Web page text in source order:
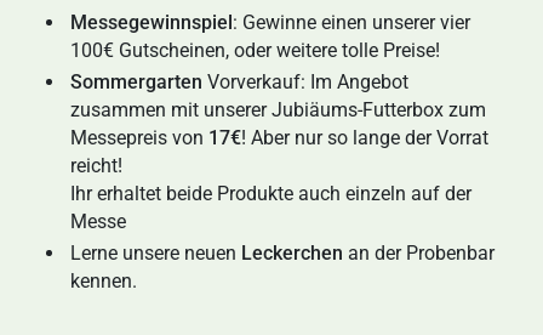
Messegewinnspiel: Gewinne einen unserer vier
100€ Gutscheinen, oder weitere tolle Preise!
SommergartenVorverkauf: Im Angebot
zusammen mit unserer Jubiäums-Futterbox zum
Messepreis von 17€! Aber nur so lange der Vorrat
reicht!
Ihr erhaltet beide Produkte auch einzeln auf der
Messe
Lerne unsere neuen Leckerchen an der Probenbar
kennen.